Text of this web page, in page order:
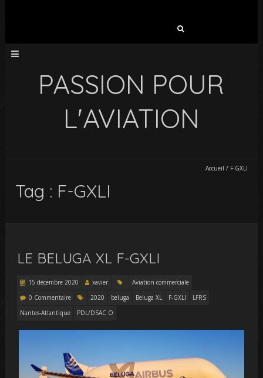
PASSION POUR
L'AVIATION
Accueil / F-GXLI
Tag : F-GXLI
LE BELUGA XL F-GXLI
15 décembre 2020 xavier
Aviation commerciale
0 Commentaire
2020 beluga Beluga XL F-GXLI
LFRS
Nantes-Atlantique
PDL/DSAC O